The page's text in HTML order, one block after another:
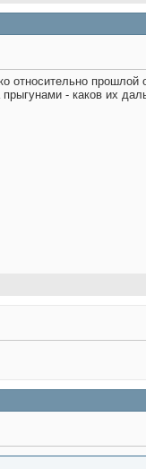
относительно прошлой
- каков их